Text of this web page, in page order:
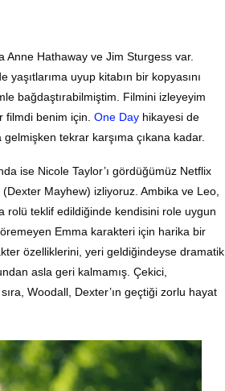
Anne Hathaway ve Jim Sturgess var.
uyup kitabın bir kopyasını
bağdaştırabilmiştim. Filmini izleyeyim
filmdi benim için. One Day hikayesi de
tekrar karşıma çıkana kadar.
ise Nicole Taylor’ı gördüğümüz Netflix
Mayhew) izliyoruz. Ambika ve Leo,
rolü teklif edildiğinde kendisini role uygun
Emma karakteri için harika bir
özelliklerini, yeri geldiğindeyse dramatik
asla geri kalmamış. Çekici,
Woodall, Dexter’ın geçtiği zorlu hayat